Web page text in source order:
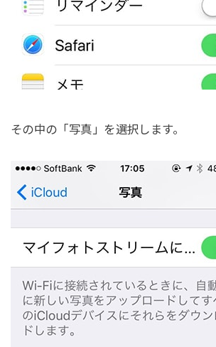
その中の「写真」を選択します。